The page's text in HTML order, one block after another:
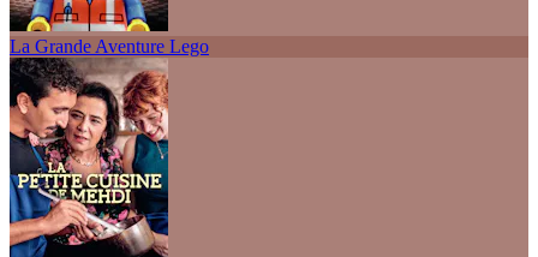
La Grande Aventure Lego